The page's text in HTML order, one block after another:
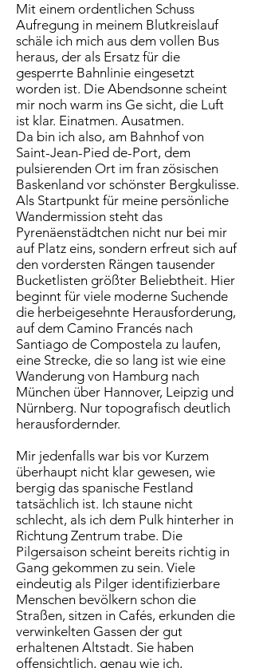
Mit einem ordentlichen Schuss
Aufregung in meinem Blutkreislauf
schäle ich mich aus dem vollen Bus
heraus, der als Ersatz für die
gesperrte Bahnlinie eingesetzt
worden ist. Die Abendsonne scheint
mir noch warm ins Ge sicht, die Luft
ist klar. Einatmen. Ausatmen.
Da bin ich also, am Bahnhof von
Saint-Jean-Pied de-Port, dem
pulsierenden Ort im fran zösischen
Baskenland vor schönster Bergkulisse.
Als Startpunkt für meine persönliche
Wandermission steht das
Pyrenäenstädtchen nicht nur bei mir
auf Platz eins, sondern erfreut sich auf
den vordersten Rängen tausender
Bucketlisten größter Beliebtheit. Hier
beginnt für viele moderne Suchende
die herbeigesehnte Herausforderung,
auf dem Camino Francés nach
Santiago de Compostela zu laufen,
eine Strecke, die so lang ist wie eine
Wanderung von Hamburg nach
München über Hannover, Leipzig und
Nürnberg. Nur topografisch deutlich
herausfordernder.
Mir jedenfalls war bis vor Kurzem
überhaupt nicht klar gewesen, wie
bergig das spanische Festland
tatsächlich ist. Ich staune nicht
schlecht, als ich dem Pulk hinterher in
Richtung Zentrum trabe. Die
Pilgersaison scheint bereits richtig in
Gang gekommen zu sein. Viele
eindeutig als Pilger identifizierbare
Menschen bevölkern schon die
Straßen, sitzen in Cafés, erkunden die
verwinkelten Gassen der gut
erhaltenen Altstadt. Sie haben
offensichtlich, genau wie ich,